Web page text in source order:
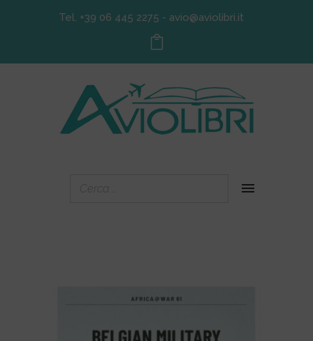
Tel. +39 06 445 2275 - avio@aviolibri.it